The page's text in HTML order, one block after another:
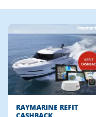
RAYMARINE REFIT